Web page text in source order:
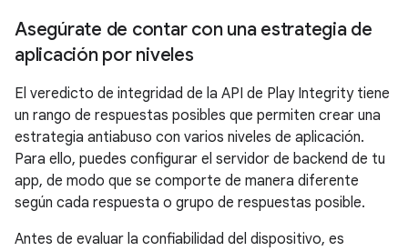
Asegúrate de contar con una estrategia de
aplicación por niveles
El veredicto de integridad de la API de Play Integrity tiene
un rango de respuestas posibles que permiten crear una
estrategia antiabuso con varios niveles de aplicación.
Para ello, puedes configurar el servidor de backend de tu
app, de modo que se comporte de manera diferente
según cada respuesta o grupo de respuestas posible.
Antes de evaluar la confiabilidad del dispositivo, es